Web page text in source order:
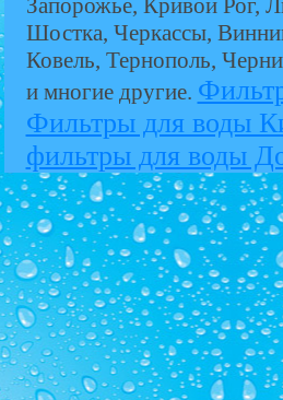
Запорожье, Кривой Рог,
Шостка, Черкассы,
Ковель, Тернополь,
и многие другие.
Фильтры для воды
фильтры для воды